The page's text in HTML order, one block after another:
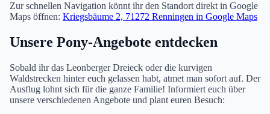
Zur schnellen Navigation könnt ihr den Standort direkt in Google
Maps öffnen: Kriegsbäume 2, 71272 Renningen in Google Maps
Unsere Pony-Angebote entdecken
Sobald ihr das Leonberger Dreieck oder die kurvigen
Waldstrecken hinter euch gelassen habt, atmet man sofort auf. Der
Ausflug lohnt sich für die ganze Familie! Informiert euch über
unsere verschiedenen Angebote und plant euren Besuch: